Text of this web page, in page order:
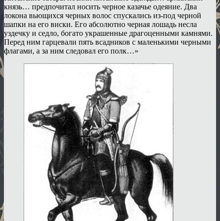
князь… предпочитал носить черное казачье одеяние. Два
локона вьющихся черных волос спускались из-под черной
шапки на его виски. Его абсолютно черная лошадь несла
уздечку и седло, богато украшенные драгоценными камнями.
Перед ним гарцевали пять всадников с маленькими черными
флагами, а за ним следовал его полк…»